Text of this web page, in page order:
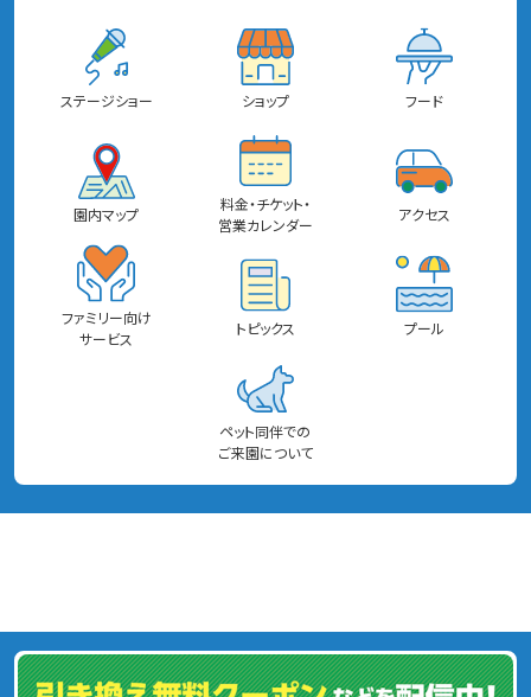
ステージショー ショップ フード
園内マップ
料金・チケット・
営業カレンダー
アクセス
ファミリー向け
サービス
トピックス プール
ペット同伴での
ご来園について